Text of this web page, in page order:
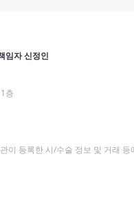
임자 신정인
층
이 등록한 시/수술 정보 및 거래